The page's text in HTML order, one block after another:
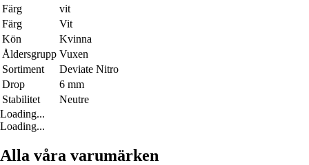
Färg
vit
Färg
Vit
Kön
Kvinna
Åldersgrupp Vuxen
Sortiment
Deviate Nitro
Drop
6 mm
Stabilitet
Neutre
Loading...
Loading...
Alla våra varumärken